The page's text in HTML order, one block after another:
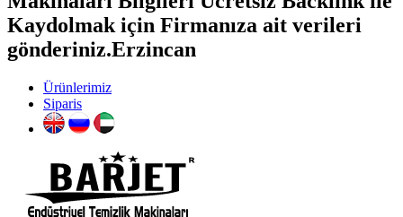
Kaydolmak için Firmanıza ait verileri
gönderiniz.Erzincan
Ürünlerimiz
Siparis